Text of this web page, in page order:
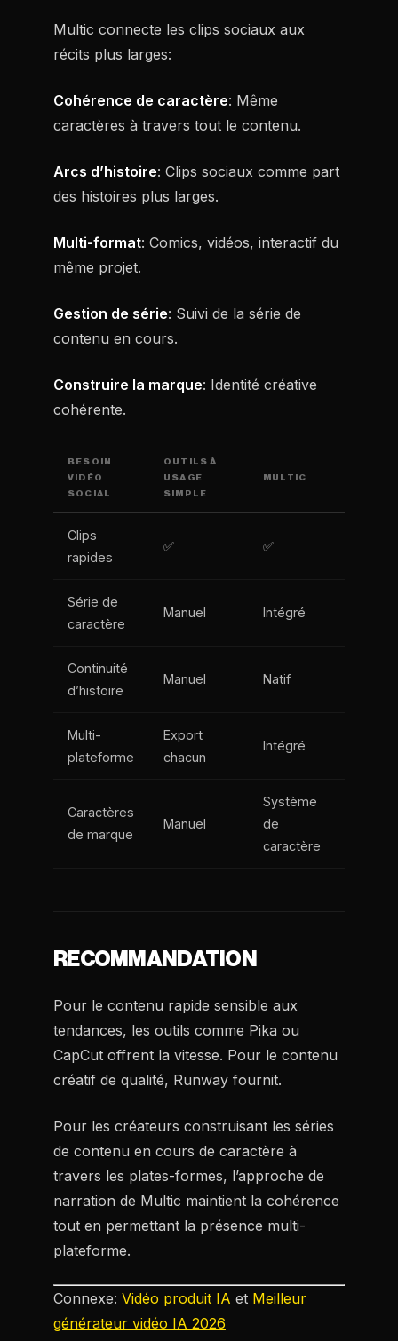
Multic connecte les clips sociaux aux
récits plus larges:
Cohérence de caractère: Même
caractères à travers tout le contenu.
Arcs d’histoire: Clips sociaux comme part
des histoires plus larges.
Multi-format: Comics, vidéos, interactif du
même projet.
Gestion de série: Suivi de la série de
contenu en cours.
Construire la marque: Identité créative
cohérente.
BESOIN
VIDÉO
SOCIAL
OUTILS À
USAGE
SIMPLE
MULTIC
Clips
rapides
✅ ✅
Série de
caractère
Manuel Intégré
Continuité
d’histoire
Manuel Natif
Multi-
plateforme
Export
chacun
Intégré
Caractères
de marque
Manuel
Système
de
caractère
RECOMMANDATION
Pour le contenu rapide sensible aux
tendances, les outils comme Pika ou
CapCut offrent la vitesse. Pour le contenu
créatif de qualité, Runway fournit.
Pour les créateurs construisant les séries
de contenu en cours de caractère à
travers les plates-formes, l’approche de
narration de Multic maintient la cohérence
tout en permettant la présence multi-
plateforme.
Connexe: Vidéo produit IA et Meilleur
générateur vidéo IA 2026